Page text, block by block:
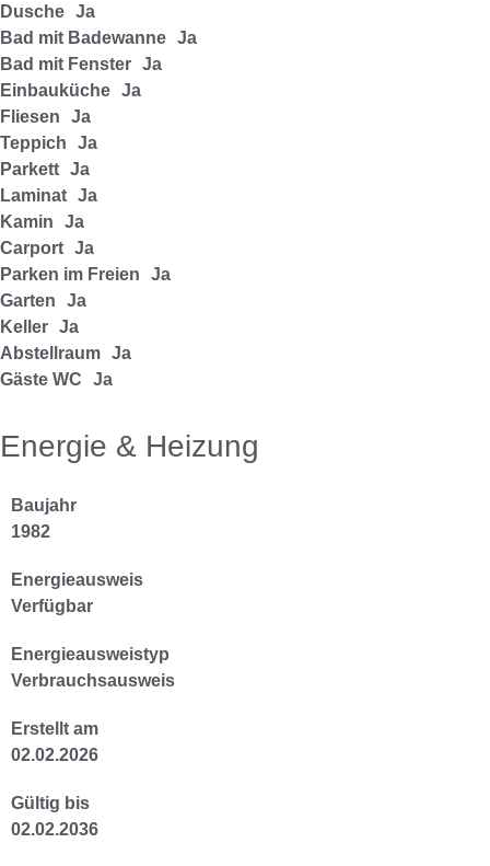
Dusche Ja
Bad mit Badewanne Ja
Bad mit Fenster Ja
Einbauküche Ja
Fliesen
Ja
Teppich
Ja
Parkett Ja
Laminat Ja
Kamin
Ja
Carport Ja
Parken im Freien
Ja
Garten
Ja
Keller Ja
Abstellraum Ja
Gäste WC
Ja
Energie & Heizung
Baujahr
1982
Energieausweis
Verfügbar
Energie­ausweistyp
Verbrauchsausweis
Erstellt am
02.02.2026
Gültig bis
02.02.2036